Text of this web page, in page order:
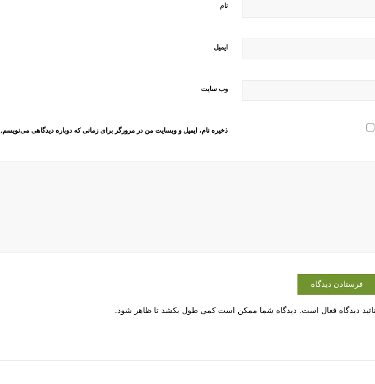
نام
ایمیل
وب‌ سایت
ذخیره نام، ایمیل و وبسایت من در مرورگر برای زمانی که دوباره دیدگاهی می‌نویسم.
دیدگاه فعال است. دیدگاه شما ممکن است کمی طول بکشد تا ظاهر شود.